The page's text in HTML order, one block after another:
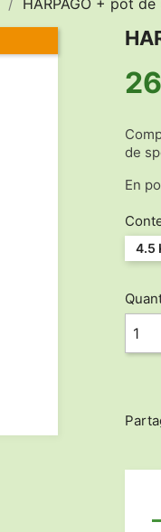
HARPAGO + pot
de
En
4.5